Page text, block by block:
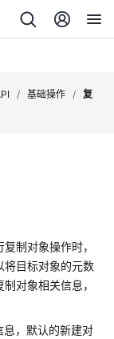
/ 基础操作 / 复
制对象操作时，
将目标对象的元数
对象相关信息，
息，默认的新建对